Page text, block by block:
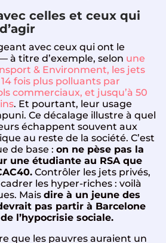
celles et ceux qui
avec ceux qui ont le
à titre d’exemple, selon une
& Environment, les jets
fois plus polluants par
commerciaux, et jusqu’à 50
. Et pourtant, leur usage
Ce décalage illustre à quel
échappent souvent aux
au reste de la société. C’est
de base :on ne pèse pas la
une étudiante au RSA que
Contrôler les jets privés,
les hyper-riches : voilà
Maisdire à un jeune des
pas partir à Barcelone
l’hypocrisie sociale.
que les pauvres auraient un